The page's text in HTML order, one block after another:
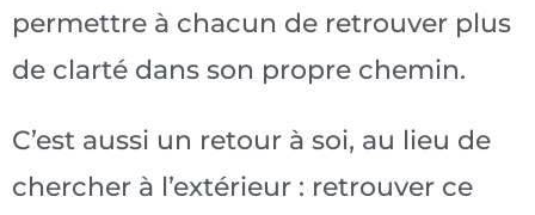
permettre à chacun de retrouver plus
de clarté dans son propre chemin.
C’est aussi un retour à soi, au lieu de
chercher à l’extérieur : retrouver ce